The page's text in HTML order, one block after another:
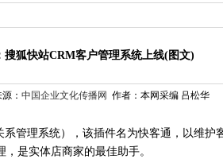
搜狐快站CRM客户管理系统上线(图文)
： 中国企业文化传播网 作者：本网采编 吕松华
管理系统），该插件名为快客通，以维护
是实体店商家的最佳助手。